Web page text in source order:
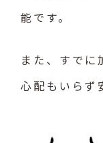
能です。
また、すでに
心配もいらず